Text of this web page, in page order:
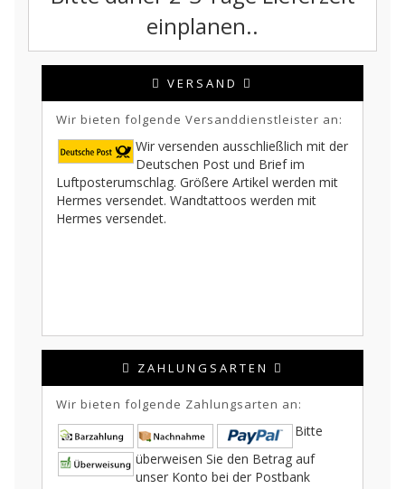
einplanen..
VERSAND
Wir bieten folgende Versanddienstleister an:
Wir versenden ausschließlich mit der
Deutschen Post und Brief im
Luftposterumschlag. Größere Artikel werden mit
Hermes versendet. Wandtattoos werden mit
Hermes versendet.
ZAHLUNGSARTEN
Wir bieten folgende Zahlungsarten an:
Bitte
überweisen Sie den Betrag auf
unser Konto bei der Postbank